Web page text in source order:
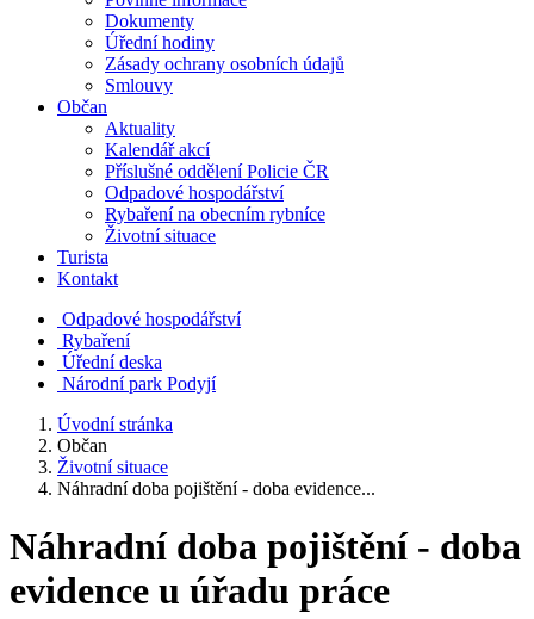
Dokumenty
Úřední hodiny
Zásady ochrany osobních údajů
Smlouvy
Občan
Aktuality
Kalendář akcí
Příslušné oddělení Policie ČR
Odpadové hospodářství
Rybaření na obecním rybníce
Životní situace
Turista
Kontakt
Odpadové hospodářství
Rybaření
Úřední deska
Národní park Podyjí
Úvodní stránka
Občan
Životní situace
Náhradní doba pojištění - doba evidence...
Náhradní doba pojištění - doba
evidence u úřadu práce